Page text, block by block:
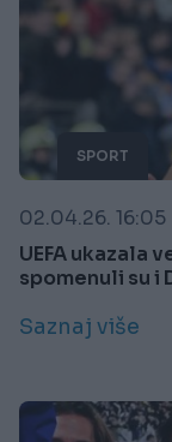
SPORT
02.04.26. 16:05
UEFA ukazala
spomenuli su i
Saznaj više